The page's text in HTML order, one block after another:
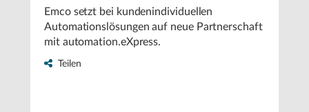
Emco setzt bei kundenindividuellen
Automationslösungen auf neue Partnerschaft
mit automation.eXpress.
Teilen